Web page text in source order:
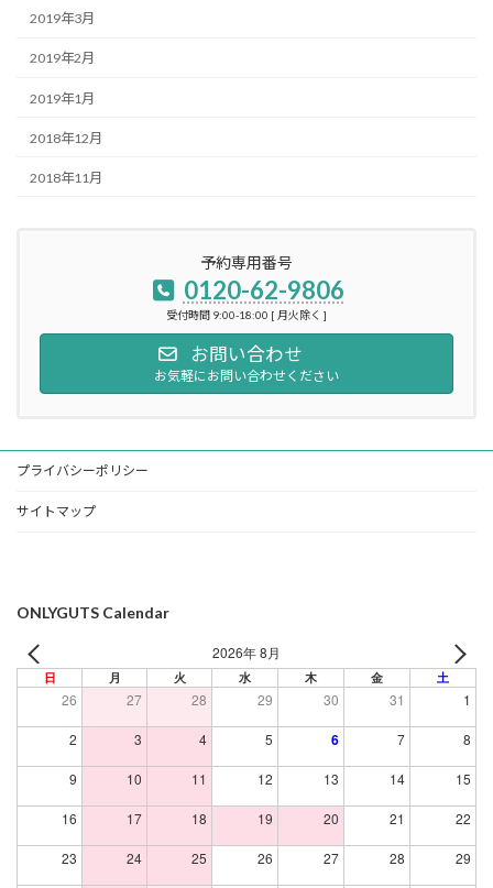
2019年3月
2019年2月
2019年1月
2018年12月
2018年11月
予約専用番号
0120-62-9806
受付時間 9:00-18:00 [ 月火除く ]
お問い合わせ
お気軽にお問い合わせください
プライバシーポリシー
サイトマップ
ONLYGUTS Calendar
2026年 8月
日 月 火 水 木 金 土
26 27 28 29 30 31 1
2 3 4 5 6 7 8
9 10 11 12 13 14 15
16 17 18 19 20 21 22
23 24 25 26 27 28 29